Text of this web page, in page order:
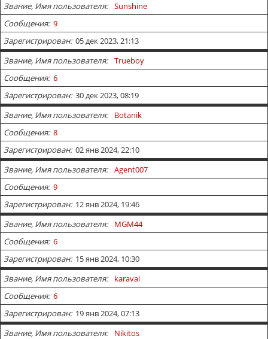
Звание, Имя пользователя
Sunshine
Сообщения 9
Зарегистрирован 05 дек 2023, 21:13
Звание, Имя пользователя
Trueboy
Сообщения 6
Зарегистрирован 30 дек 2023, 08:19
Звание, Имя пользователя
Botanik
Сообщения 8
Зарегистрирован 02 янв 2024, 22:10
Звание, Имя пользователя
Agent007
Сообщения 9
Зарегистрирован 12 янв 2024, 19:46
Звание, Имя пользователя
MGM44
Сообщения 6
Зарегистрирован 15 янв 2024, 10:30
Звание, Имя пользователя
karavai
Сообщения 6
Зарегистрирован 19 янв 2024, 07:13
Звание, Имя пользователя
Nikitos